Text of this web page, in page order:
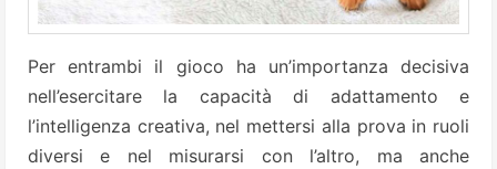
Per entrambi il gioco ha un’importanza decisiva
nell’esercitare la capacità di adattamento e
l’intelligenza creativa, nel mettersi alla prova in ruoli
diversi e nel misurarsi con l’altro, ma anche